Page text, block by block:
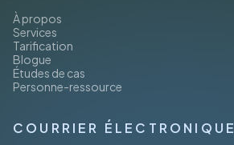
À propos
Services
Tarification
Blogue
Études de cas
Personne-ressource
COURRIER ÉLECTRONIQUE